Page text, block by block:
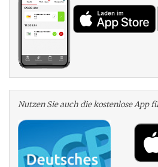
Nutzen Sie auch die kosten­lose App